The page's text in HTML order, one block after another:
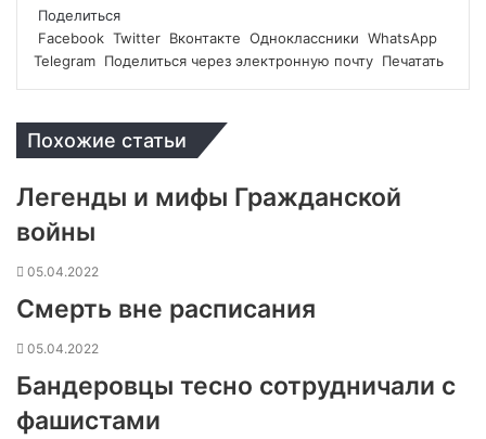
Поделиться
Facebook Twitter Вконтакте Одноклассники WhatsApp
Telegram Поделиться через электронную почту Печатать
Похожие статьи
Легенды и мифы Гражданской
войны
05.04.2022
Смерть вне расписания
05.04.2022
Бандеровцы тесно сотрудничали с
фашистами